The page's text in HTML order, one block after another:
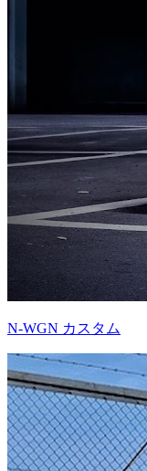
N-WGN カスタム